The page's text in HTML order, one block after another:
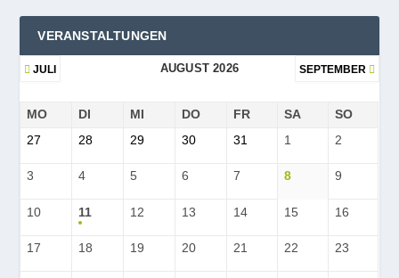
VERANSTALTUNGEN
JULI AUGUST 2026 SEPTEMBER
MO DI MI DO FR SA
SO
27
28 29 30 31 1 2
3 4 5 6 7 8 9
10 11 12 13 14 15 16
17 18 19 20 21 22 23